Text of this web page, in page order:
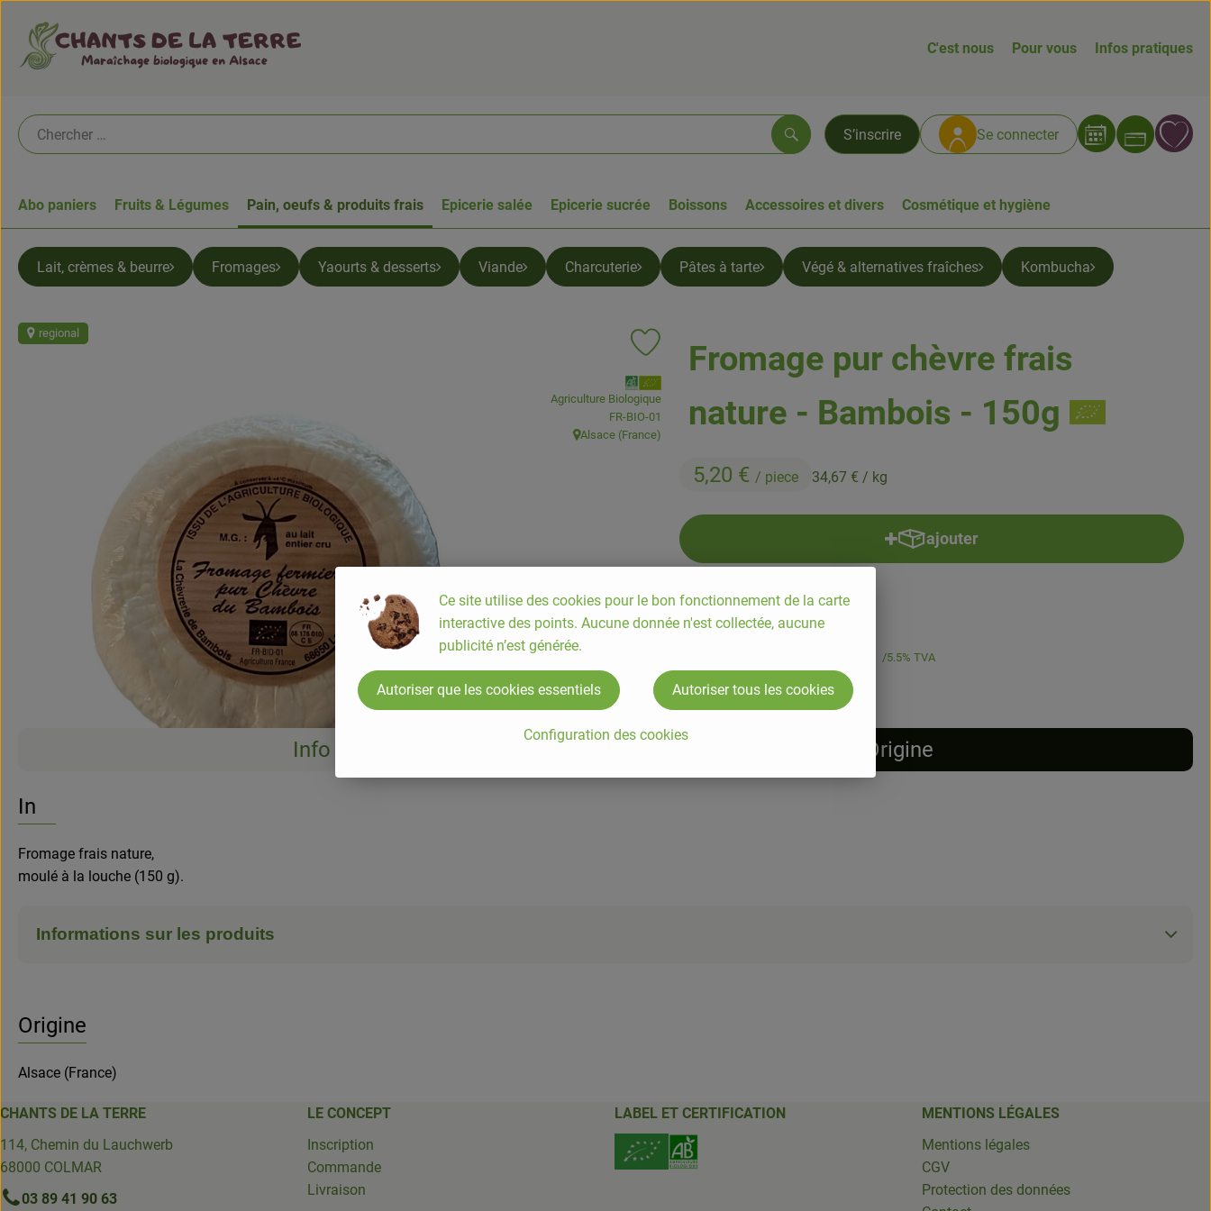
C'est nous Pour vous Infos pratiques
S’inscrire Se connecter
Rechercher
Abo paniers Fruits & Légumes Pain, oeufs & produits frais Epicerie salée Epicerie sucrée Boissons Accessoires et divers Cosmétique et hygiène
Lait, crèmes & beurre Fromages Yaourts & desserts Viande Charcuterie Pâtes à tarte Végé & alternatives fraîches Kombucha
Fromage pur chèvre frais
nature - Bambois - 150g
5,20 € / piece 34,67 € / kg
regional
Ajouter le produit aux favoris
, Association:
Agriculture Biologique
, Autorité de contrôle:
FR-BIO-01
, Origine:
Alsace (France)
ajouter
Ajouter le produit au panier
piece
5.5% TVA
Info Origine
Info
Fromage frais nature,
moulé à la louche (150 g).
Informations sur les produits
Origine
Alsace (France)
CHANTS DE LA TERRE
114, Chemin du Lauchwerb
68000 COLMAR
03 89 41 90 63
LE CONCEPT
Inscription
Commande
Livraison
LABEL ET CERTIFICATION
MENTIONS LÉGALES
Mentions légales
CGV
Protection des données
Ce site utilise des cookies pour le bon fonctionnement de la carte
interactive des points. Aucune donnée n'est collectée, aucune
publicité n’est générée.
Configuration des cookies
Autoriser que les cookies essentiels Autoriser tous les cookies